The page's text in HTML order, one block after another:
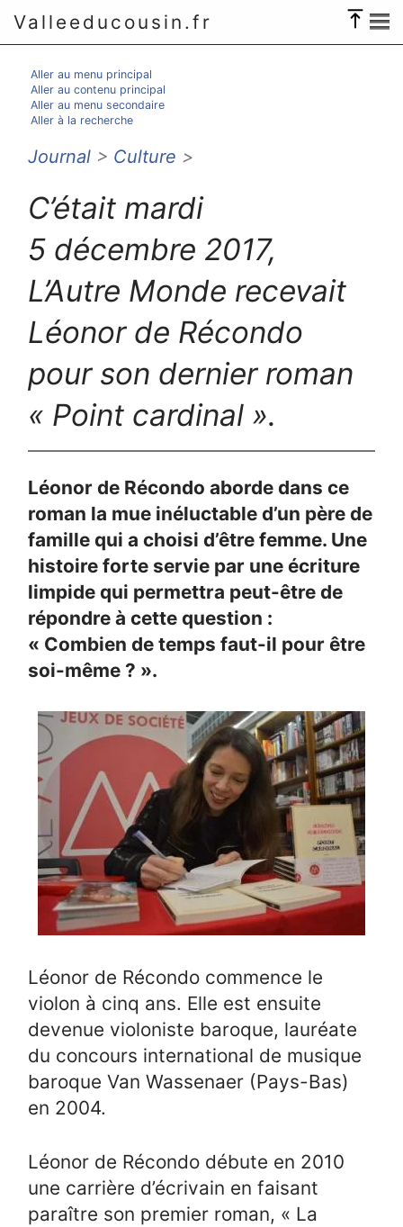
Valleeducousin.fr
Aller au menu principal
Aller au contenu principal
Aller au menu secondaire
Aller à la recherche
Journal > Culture >
C’était mardi
5 décembre 2017,
L’Autre Monde recevait
Léonor de Récondo
pour son dernier roman
« Point cardinal ».
Léonor de Récondo aborde dans ce
roman la mue inéluctable d’un père de
famille qui a choisi d’être femme. Une
histoire forte servie par une écriture
limpide qui permettra peut-être de
répondre à cette question :
« Combien de temps faut-il pour être
soi-même ? ».
Léonor de Récondo commence le
violon à cinq ans. Elle est ensuite
devenue violoniste baroque, lauréate
du concours international de musique
baroque Van Wassenaer (Pays-Bas)
en 2004.
Léonor de Récondo débute en 2010
une carrière d’écrivain en faisant
paraître son premier roman, « La